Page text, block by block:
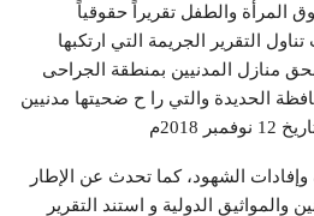
والطفل تقريراً حقوقياً
التقرير الجريمة التي ارتكبها
منازل المدنيين بمنطقة الجراحى
الحديدة والتي را ح ضحيتها مدنيين
2018م
الشهود، كما تحدث عن الإطار
والمواثيق الدولية و استند التقرير